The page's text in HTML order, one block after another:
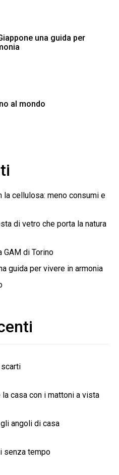
una guida per
al mondo
cellulosa: meno consumi e
di vetro che porta la natura
GAM di Torino
guida per vivere in armonia
la casa con i mattoni a vista
angoli di casa
senza tempo